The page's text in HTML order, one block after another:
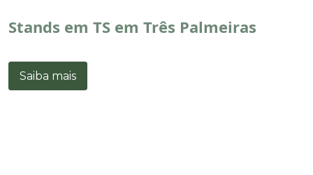
Stands em TS em Três Palmeiras
Saiba mais